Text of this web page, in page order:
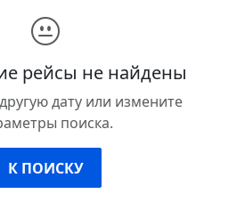
рейсы не найдены
дату или измените
поиска.
К ПОИСКУ